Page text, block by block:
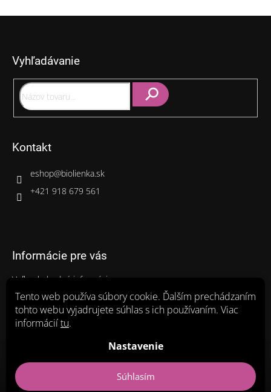
Tento web používa súbory cookie. Ďalším prechádzaním
tohto webu vyjadrujete súhlas s ich používaním. Viac
informáciítu.
Nastavenie
Súhlasím
Vyhľadávanie
Kontakt
eshop@biolienka.sk
+421 918 679 561
Informácie pre vás
Veľkoobchodné informácie
Gastro balenia
Ako nakupovať
Obchodné podmienky
Zásady ochrany osobných údajov a poučenie o cookies